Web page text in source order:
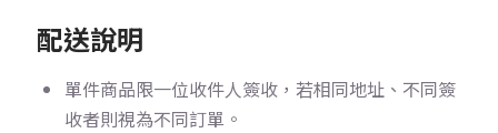
配送說明
單件商品限一位收件人簽收，若相同地址、不同簽
收者則視為不同訂單。